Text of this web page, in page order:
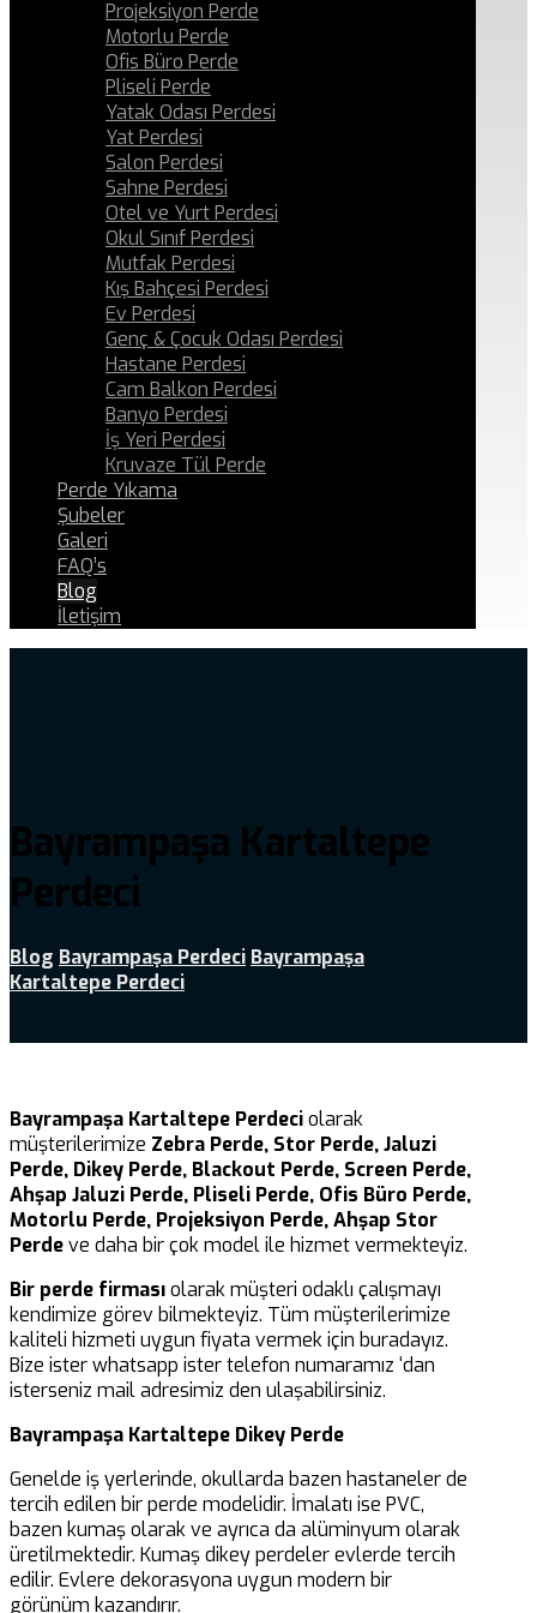
Projeksiyon Perde
Motorlu Perde
Ofis Büro Perde
Pliseli Perde
Yatak Odası Perdesi
Yat Perdesi
Salon Perdesi
Sahne Perdesi
Otel ve Yurt Perdesi
Okul Sınıf Perdesi
Mutfak Perdesi
Kış Bahçesi Perdesi
Ev Perdesi
Genç & Çocuk Odası Perdesi
Hastane Perdesi
Cam Balkon Perdesi
Banyo Perdesi
İş Yeri Perdesi
Kruvaze Tül Perde
Perde Yıkama
Şubeler
Galeri
FAQ’s
Blog
İletişim
Bayrampaşa Kartaltepe
Perdeci
Blog Bayrampaşa Perdeci Bayrampaşa
Kartaltepe Perdeci
Bayrampaşa Kartaltepe Perdeciolarak
müşterilerimize Zebra Perde, Stor Perde, Jaluzi
Perde, Dikey Perde, Blackout Perde, Screen Perde,
Ahşap Jaluzi Perde, Pliseli Perde, Ofis Büro Perde,
Motorlu Perde, Projeksiyon Perde, Ahşap Stor
Perdeve daha bir çok model ile hizmet vermekteyiz.
Bir perde firmasıolarak müşteri odaklı çalışmayı
kendimize görev bilmekteyiz. Tüm müşterilerimize
kaliteli hizmeti uygun fiyata vermek için buradayız.
Bize ister whatsapp ister telefon numaramız ‘dan
isterseniz mail adresimiz den ulaşabilirsiniz.
Bayrampaşa Kartaltepe Dikey Perde
Genelde iş yerlerinde, okullarda bazen hastaneler de
tercih edilen bir perde modelidir. İmalatı ise PVC,
bazen kumaş olarak ve ayrıca da alüminyum olarak
üretilmektedir. Kumaş dikey perdeler evlerde tercih
edilir. Evlere dekorasyona uygun modern bir
görünüm kazandırır.